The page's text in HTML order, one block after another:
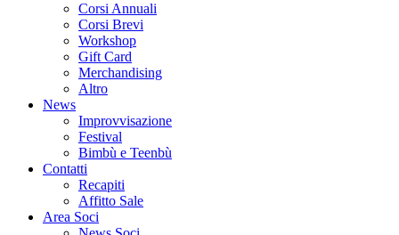
Corsi Annuali
Corsi Brevi
Workshop
Gift Card
Merchandising
Altro
News
Improvvisazione
Festival
Bimbù e Teenbù
Contatti
Recapiti
Affitto Sale
Area Soci